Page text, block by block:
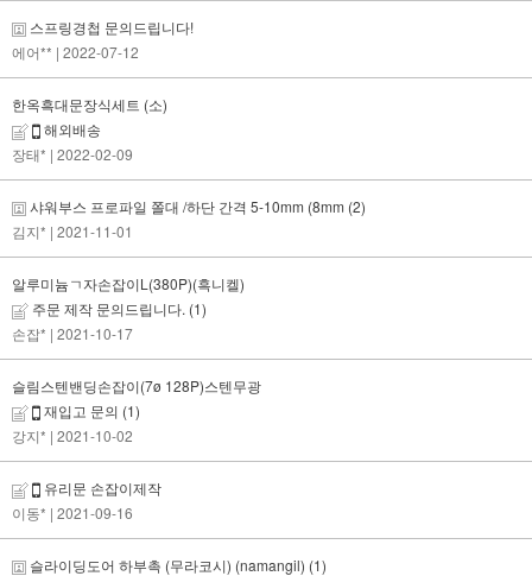
스프링경첩 문의드립니다!
에어** | 2022-07-12
한옥흑대문장식세트 (소)
해외배송
장태* | 2022-02-09
샤워부스 프로파일 쫄대 /하단 간격 5-10mm (8mm (2)
김지* | 2021-11-01
알루미늄ㄱ자손잡이L(380P)(흑니켈)
주문 제작 문의드립니다. (1)
손잡* | 2021-10-17
슬림스텐밴딩손잡이(7ø 128P)스텐무광
재입고 문의 (1)
강지* | 2021-10-02
유리문 손잡이제작
이동* | 2021-09-16
슬라이딩도어 하부촉 (무라코시) (namangil) (1)